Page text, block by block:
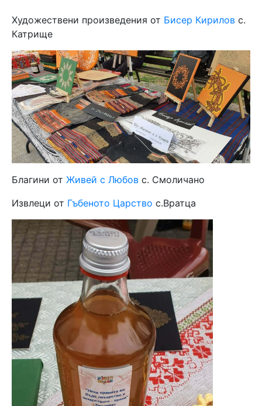
Художествени произведения от Бисер Кирилов с.
Катрище
Благини от Живей с Любов с. Смоличано
Извлеци от Гъбеното Царство с.Вратца